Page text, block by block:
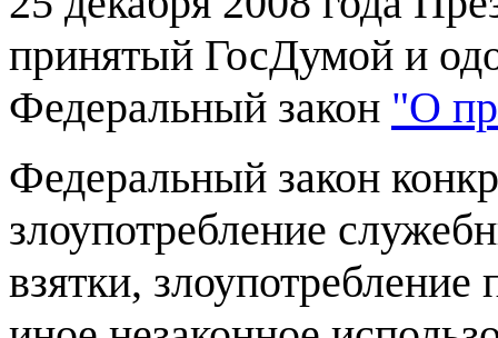
принятый ГосДумой и
Федеральный закон "О
Федеральный закон
злоупотребление
взятки,